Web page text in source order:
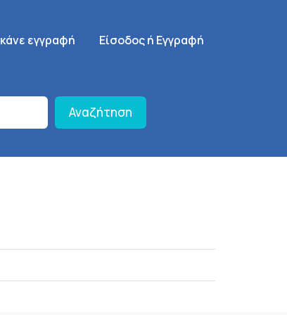
εγγραφή SignUp Menu
Είσοδος ή Εγγραφή
Αναζήτηση